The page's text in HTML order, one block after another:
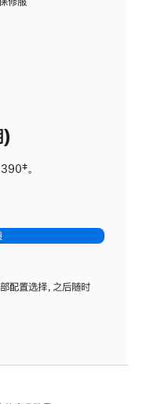
)
脚
‡。
配置选择，之后随时